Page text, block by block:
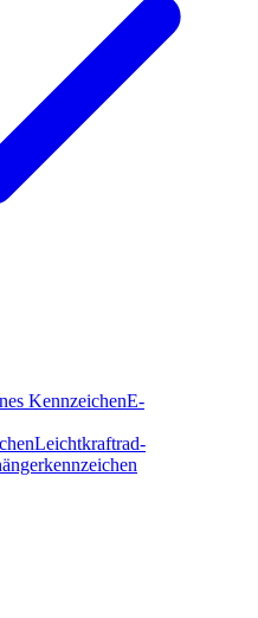
KennzeichenE-
Leichtkraftrad­